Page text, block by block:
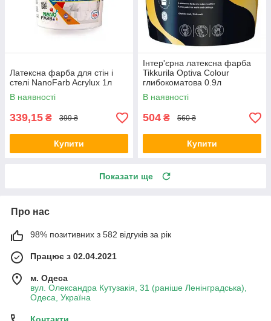
Латексна фарба для стін і
стелі NanoFarb Acrylux 1л
В наявності
339,15 ₴ 399 ₴
Купити
Інтер'єрна латексна фарба
Tikkurila Optiva Colour
глибокоматова 0.9л
В наявності
504 ₴ 560 ₴
Купити
Показати ще
Про нас
98% позитивних з 582 відгуків за рік
Працює з 02.04.2021
м. Одеса
вул. Олександра Кутузакія, 31 (раніше Ленінградська),
Одеса, Україна